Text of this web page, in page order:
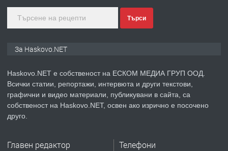
преди 2 дни
ПРЕДЛАГА
№4119 Едностаен обзаведен
Търси
За Haskovo.NET
Haskovo.NET е собственост на ЕСКОМ МЕДИА ГРУП ООД.
Всички статии, репортажи, интервюта и други текстови,
графични и видео материали, публикувани в сайта, са
собственост на Haskovo.NET, освен ако изрично е посочено
друго.
Главен редактор Телефони